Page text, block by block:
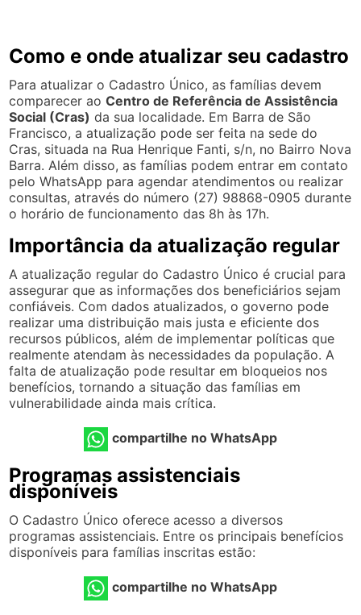
Como e onde atualizar seu cadastro
Para atualizar o Cadastro Único, as famílias devem
comparecer aoCentro de Referência de Assistência
Social (Cras) da sua localidade. Em Barra de São
Francisco, a atualização pode ser feita na sede do
Cras, situada na Rua Henrique Fanti, s/n, no Bairro Nova
Barra. Além disso, as famílias podem entrar em contato
pelo WhatsApp para agendar atendimentos ou realizar
consultas, através do número (27) 98868-0905 durante
o horário de funcionamento das 8h às 17h.
Importância da atualização regular
A atualização regular do Cadastro Único é crucial para
assegurar que as informações dos beneficiários sejam
confiáveis. Com dados atualizados, o governo pode
realizar uma distribuição mais justa e eficiente dos
recursos públicos, além de implementar políticas que
realmente atendam às necessidades da população. A
falta de atualização pode resultar em bloqueios nos
benefícios, tornando a situação das famílias em
vulnerabilidade ainda mais crítica.
compartilhe no WhatsApp
Programas assistenciais
disponíveis
O Cadastro Único oferece acesso a diversos
programas assistenciais. Entre os principais benefícios
disponíveis para famílias inscritas estão:
compartilhe no WhatsApp